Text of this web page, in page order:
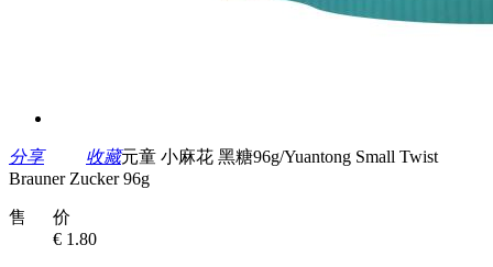
分享 收藏元童 小麻花 黑糖96g/Yuantong Small Twist
Brauner Zucker 96g
售 价
€ 1.80